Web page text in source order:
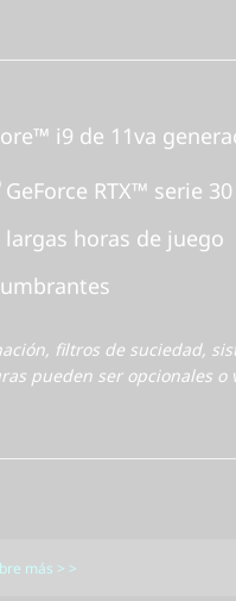
i9 de 11va
GeForce RTX™ serie 30
horas de juego
filtros de suciedad,
pueden ser opcionales o
más > >